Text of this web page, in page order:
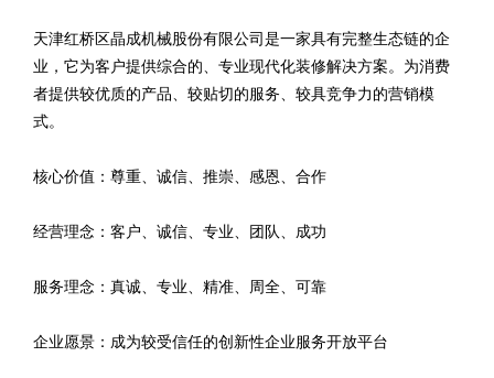
天津红桥区晶成机械股份有限公司是一家具有完整生态链的企
业，它为客户提供综合的、专业现代化装修解决方案。为消费
者提供较优质的产品、较贴切的服务、较具竞争力的营销模
式。
核心价值：尊重、诚信、推崇、感恩、合作
经营理念：客户、诚信、专业、团队、成功
服务理念：真诚、专业、精准、周全、可靠
企业愿景：成为较受信任的创新性企业服务开放平台